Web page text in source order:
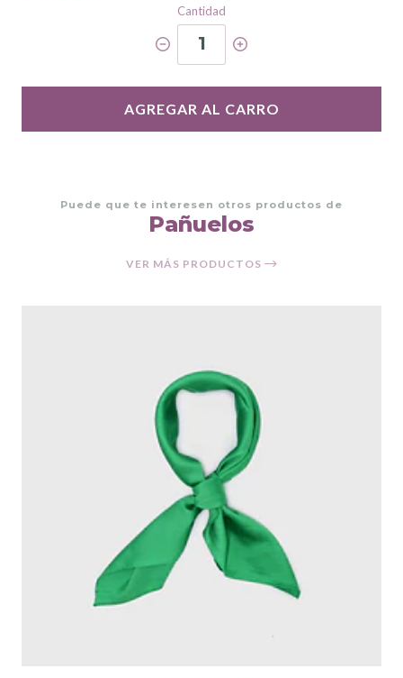
Cantidad
1
AGREGAR AL CARRO
Puede que te interesen otros productos de
Pañuelos
VER MÁS PRODUCTOS